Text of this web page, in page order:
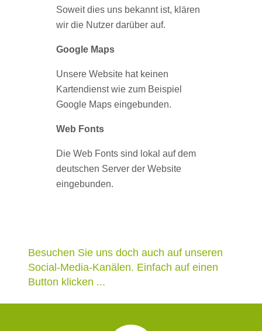
Soweit dies uns bekannt ist, klären
wir die Nutzer darüber auf.
Google Maps
Unsere Website hat keinen
Kartendienst wie zum Beispiel
Google Maps eingebunden.
Web Fonts
Die Web Fonts sind lokal auf dem
deutschen Server der Website
eingebunden.
Besuchen Sie uns doch auch auf unseren
Social-Media-Kanälen. Einfach auf einen
Button klicken ...